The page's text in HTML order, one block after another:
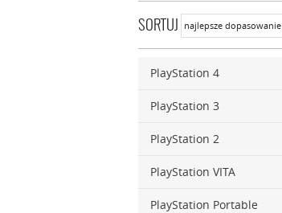
SORTUJ najlepsze dopasowanie
najlepsze dopasowanie
według nazwy rosnąco
według ceny malejąco
PlayStation 4
PlayStation 3
PlayStation 2
PlayStation VITA
PlayStation Portable